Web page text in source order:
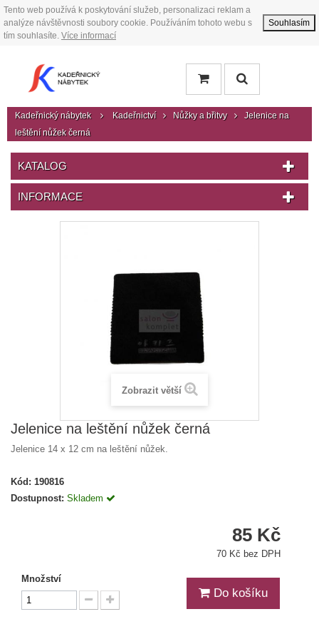
Tento web používá k poskytování služeb, personalizaci reklam a
analýze návštěvnosti soubory cookie. Používáním tohoto webu s
tím souhlasíte. Více informací
Souhlasím
Kadeřnický nábytek Kadeřnictví Nůžky a břitvy
Jelenice na
leštění nůžek černá
KATALOG
INFORMACE
Zobrazit větší
Jelenice na leštění nůžek černá
Jelenice 14 x 12 cm na leštění nůžek.
Kód: 190816
Dostupnost: Skladem
85 Kč
70 Kč bez DPH
Množství
Do košíku